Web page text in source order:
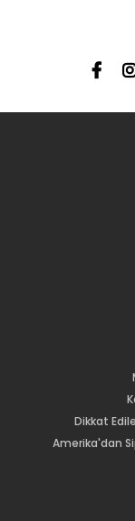
Dikkat
Amerika'dan